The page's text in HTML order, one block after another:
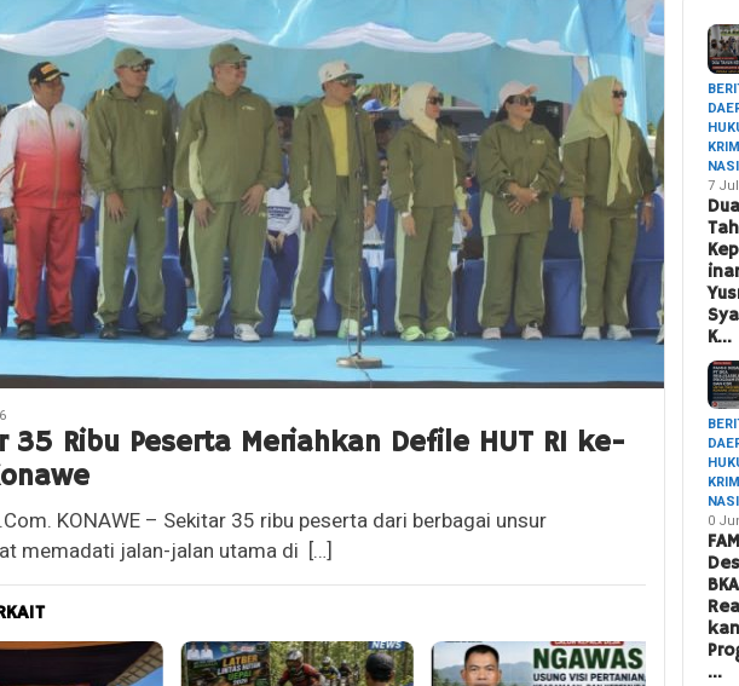
35 Ribu Peserta Meriahkan Defile HUT RI ke-
KONAWE – Sekitar 35 ribu peserta dari berbagai unsur
memadati jalan-jalan utama di […]
7
Dua
K…
0
BKA
kan
…